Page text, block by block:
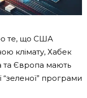
те, що США
клімату, Хабек
та Європа мають
“зеленої” програми